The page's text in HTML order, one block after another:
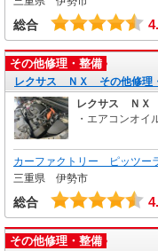
総合
その他修理・整備
レクサス ＮＸ その他修理
レクサス ＮＸ
・エアコンオ
カーファクトリー ピッツー
三重県 伊勢市
総合
その他修理・整備